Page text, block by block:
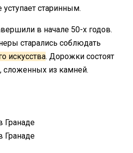
старинным.
в начале 50-х годов.
старались соблюдать
искусства. Дорожки состоят
сложенных из камней.